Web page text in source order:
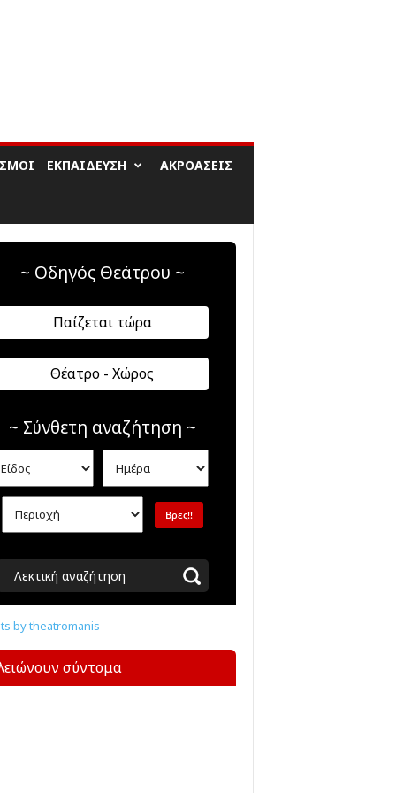
ΕΚΠΑΊΔΕΥΣΗ ΑΚΡΟΆΣΕΙΣ
~ Οδηγός Θεάτρου ~
Παίζεται τώρα
Θέατρο - Χώρος
~ Σύνθετη αναζήτηση ~
Λεκτική αναζήτηση
by theatromanis
σύντομα